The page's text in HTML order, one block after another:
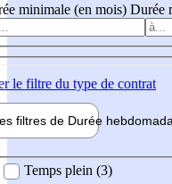
minimale (en mois) Durée
le filtre du type de contrat
filtres de Durée hebdo
Temps plein (3)